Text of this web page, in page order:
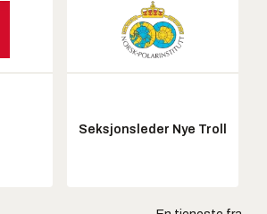
Seksjonsleder Nye Troll